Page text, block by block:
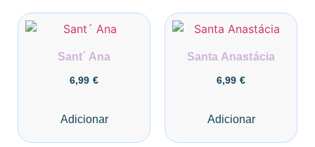
Sant´ Ana
6,99 €
Adicionar
Santa Anastácia
6,99 €
Adicionar